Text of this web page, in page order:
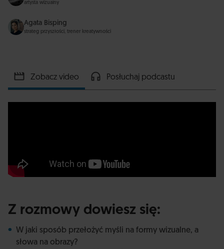
artysta wizualny
Agata Bisping
strateg przyszłości, trener kreatywności
Zobacz video Posłuchaj podcastu
Z rozmowy dowiesz się:
W jaki sposób przełożyć myśli na formy wizualne, a
słowa na obrazy?